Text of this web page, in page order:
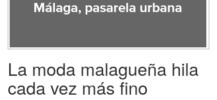
Málaga, pasarela urbana
La moda malagueña hila
cada vez más fino